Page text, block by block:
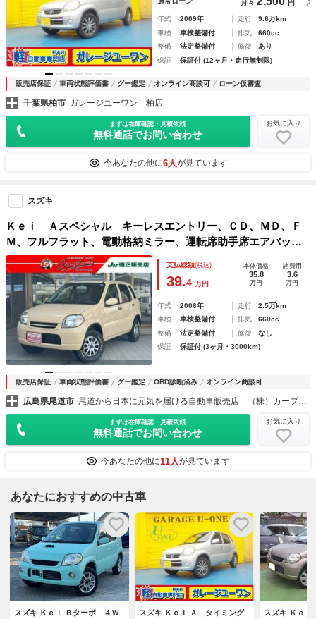
月々 円
年式 2009年 走行
9.6万km
車検
車検整備付 排気
660cc
整備
法定整備付 修復
あり
保証
保証付 (12ヶ月・走行無制限)
販売店保証 車両状態評価書 グー鑑定 オンライン商談可 ローン仮審査
千葉県柏市 ガレージユーワン 柏店
まずは在庫確認・見積依頼
無料通話でお問い合わせ
お気に入り
今あなたの他に6人が見ています
スズキ
Ｋｅｉ Ａスペシャル キーレスエントリー、ＣＤ、ＭＤ、Ｆ
Ｍ、フルフラット、電動格納ミラー、運転席助手席エアバッ
ク、衝突安全ボディ、エアコン、パワーウィンドウ、ＡＢＳ
支払総額(税込)
39.4 万円
本体価格
35.8
万円
諸費用
3.6
万円
年式 2006年 走行
2.5万km
車検
車検整備付 排気
660cc
整備
法定整備付 修復
なし
保証
保証付 (3ヶ月・3000km)
販売店保証 車両状態評価書 グー鑑定 OBD診断済み オンライン商談可
広島県尾道市 尾道から日本に元気を届ける自動車販売店 （株）カープランニング広島
まずは在庫確認・見積依頼
無料通話でお問い合わせ
お気に入り
今あなたの他に11人が見ています
あなたにおすすめの中古車
スズキ Ｋｅｉ Ｂターボ ４Ｗ
スズキ Ｋｅｉ Ａ タイミング
スズキ Ｋｅ